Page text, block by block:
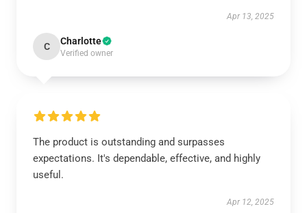
Apr 13, 2025
C Charlotte
Verified owner
The product is outstanding and surpasses
expectations. It's dependable, effective, and highly
useful.
Apr 12, 2025